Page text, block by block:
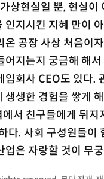
상현실일 뿐, 현실
인지시킨 지혜 만이
온 공장 사상 처음이
어지는지 궁금해 해
임회사 CEO도 있다.
생생한 경험을 쌓게
서 친구들에게 뒤
다. 사회 구성원들이
업은 자랑할 것이 무